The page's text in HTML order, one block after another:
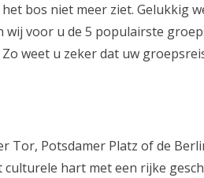
bos niet meer ziet. Gelukkig
voor u de 5 populairste
weet u zeker dat uw
Tor, Potsdamer Platz of de
hart met een rijke